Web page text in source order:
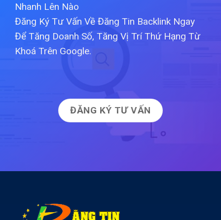
Nhanh Lên Nào
Đăng Ký Tư Vấn Về Đăng Tin Backlink Ngay
Để Tăng Doanh Số, Tăng Vị Trí Thứ Hạng Từ
Khoá Trên Google.
ĐĂNG KÝ TƯ VẤN